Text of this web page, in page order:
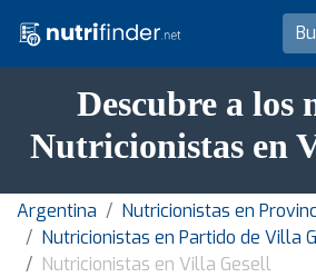
Descubre a los
Nutricionistas en
Argentina
Nutricionistas en
Nutricionistas en Partido de Villa
Nutricionistas en Villa Gesell